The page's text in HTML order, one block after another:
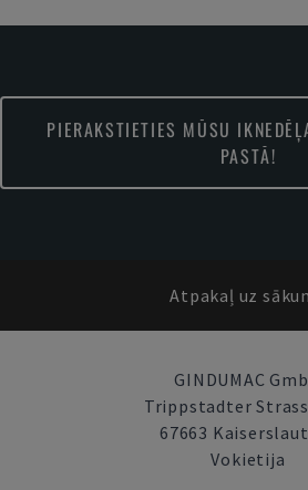
PIERAKSTIETIES MŪSU
PASTĀ!
Atpakaļ uz
GINDUMAC
Trippstadter
67663
Vokietija